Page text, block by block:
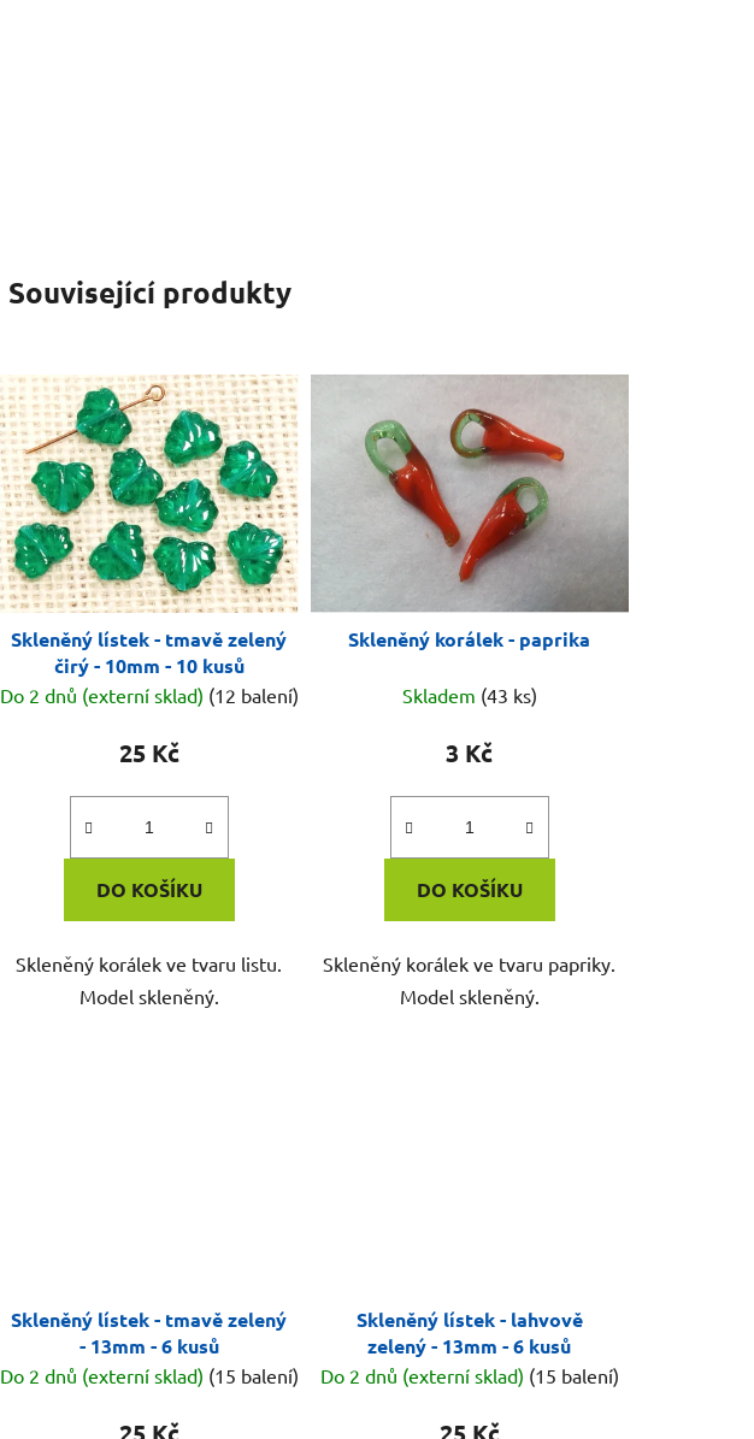
Související produkty
Skleněný lístek - tmavě zelený
čirý - 10mm - 10 kusů
Do 2 dnů (externí sklad) (12 balení)
25 Kč
DO KOŠÍKU
Skleněný korálek ve tvaru listu.
Model skleněný.
Skleněný korálek - paprika
Skladem (43 ks)
3 Kč
DO KOŠÍKU
Skleněný korálek ve tvaru papriky.
Model skleněný.
Skleněný lístek - tmavě zelený
- 13mm - 6 kusů
Do 2 dnů (externí sklad) (15 balení)
25 Kč
Skleněný lístek - lahvově
zelený - 13mm - 6 kusů
Do 2 dnů (externí sklad) (15 balení)
25 Kč